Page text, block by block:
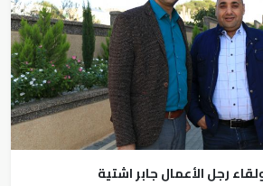
رجل الأعمال جابر اشتية